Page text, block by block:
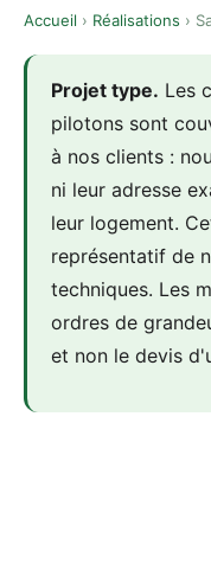
Accueil › Réalisations ›
Projet type. Les
pilotons sont
à nos clients :
ni leur adresse
leur logement.
représentatif de
techniques. Les
ordres de
et non le devis